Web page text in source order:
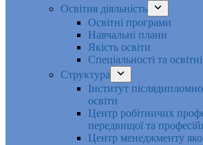
Освітня діяльність
Освітні програми
Навчальні плани
Якість освіти
Спеціальності та
Структура
Інститут
освіти
Центр робітничих
передвищої та
Центр менеджменту